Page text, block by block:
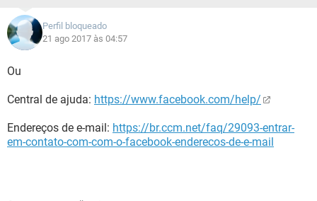
Perfil bloqueado
21 ago 2017 às 04:57
Ou
Central de ajuda: https://www.facebook.com/help/
Endereços de e-mail: https://br.ccm.net/faq/29093-entrar-
em-contato-com-com-o-facebook-enderecos-de-e-mail